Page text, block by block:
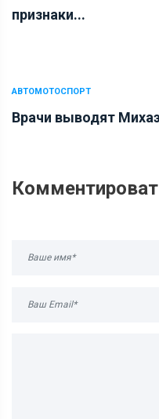
признаки...
АВТОМОТОСПОРТ
Врачи выводят